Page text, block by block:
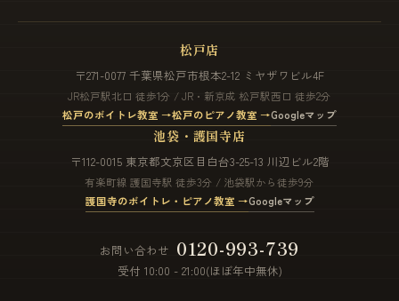
松戸店
〒271-0077 千葉県松戸市根本2-12 ミヤザワビル4F
JR松戸駅北口 徒歩1分 / JR・新京成 松戸駅西口 徒歩2分
松戸のボイトレ教室 →松戸のピアノ教室 →Googleマップ
池袋・護国寺店
〒112-0015 東京都文京区目白台3-25-13 川辺ビル2階
有楽町線 護国寺駅 徒歩3分 / 池袋駅から徒歩9分
護国寺のボイトレ・ピアノ教室 →Googleマップ
お問い合わせ 0120-993-739
受付 10:00 - 21:00(ほぼ年中無休)